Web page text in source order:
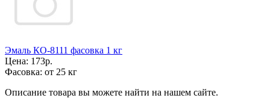
Эмаль КО-8111 фасовка 1 кг
Цена: 173р.
Фасовка: от 25 кг
Описание товара вы можете найти на нашем сайте.